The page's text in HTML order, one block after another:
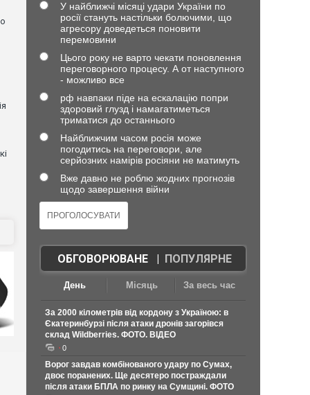
У найближчі місяці удари України по
росії стануть настільки болючими, що
агресору доведеться поновити
перемовини
Цього року не варто чекати поновлення
переговорного процесу. А от наступного
- можливо все
рф навпаки піде на ескалацію попри
здоровий глузд і намагатиметься
триматися до останнього
Найближчим часом росія може
погодитись на переговори, але
серйозних намірів росіяни не матимуть
Вже давно не роблю жодних прогнозів
щодо завершення війни
ОБГОВОРЮВАНЕ| ПОПУЛЯРНЕ
День Місяць За весь час
За 2000 кілометрів від кордону з Україною: в
Єкатеринбурзі після атаки дронів загорівся
склад Wildberries. ФОТО. ВІДЕО
0
Ворог завдав комбінованого удару по Сумах,
двоє поранених. Ще десятеро постраждали
після атаки БПЛА по ринку на Сумщині. ФОТО